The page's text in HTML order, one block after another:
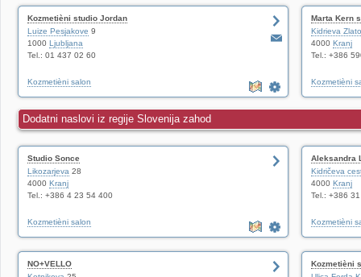
Kozmetièni studio Jordan
Luize Pesjakove 9
1000 Ljubljana
Tel.: 01 437 02 60
Kozmetièni salon
Marta Kern
Kidrieva
4000 Kranj
Tel.: +386
Kozmetièni
Dodatni naslovi iz regije Slovenija zahod
Studio Sonce
Likozarjeva 28
4000 Kranj
Tel.: +386 4 23 54 400
Kozmetièni salon
Aleksandra
Kidričeva
4000 Kranj
Tel.: +386
Kozmetièni
NO+VELLO
Kozmetièni